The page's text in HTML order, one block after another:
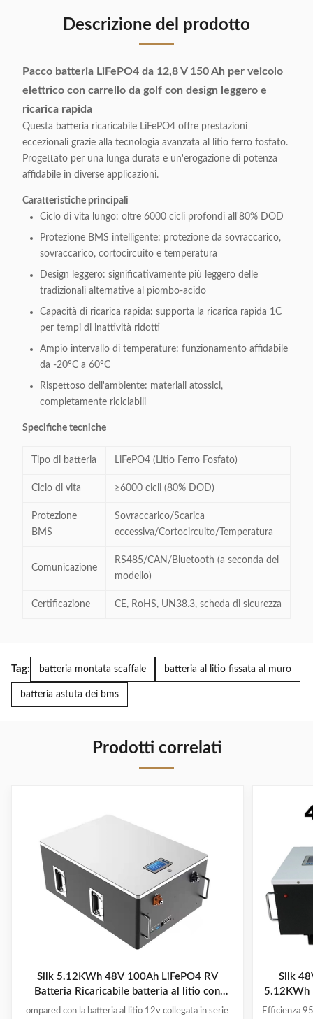
Descrizione del prodotto
Pacco batteria LiFePO4 da 12,8 V 150 Ah per veicolo
elettrico con carrello da golf con design leggero e
ricarica rapida
Questa batteria ricaricabile LiFePO4 offre prestazioni
eccezionali grazie alla tecnologia avanzata al litio ferro fosfato.
Progettato per una lunga durata e un'erogazione di potenza
affidabile in diverse applicazioni.
Caratteristiche principali
Ciclo di vita lungo: oltre 6000 cicli profondi all'80% DOD
Protezione BMS intelligente: protezione da sovraccarico,
sovraccarico, cortocircuito e temperatura
Design leggero: significativamente più leggero delle
tradizionali alternative al piombo-acido
Capacità di ricarica rapida: supporta la ricarica rapida 1C
per tempi di inattività ridotti
Ampio intervallo di temperature: funzionamento affidabile
da -20°C a 60°C
Rispettoso dell'ambiente: materiali atossici,
completamente riciclabili
Specifiche tecniche
Tipo di batteria LiFePO4 (Litio Ferro Fosfato)
Ciclo di vita ≥6000 cicli (80% DOD)
Protezione
BMS
Sovraccarico/Scarica
eccessiva/Cortocircuito/Temperatura
Comunicazione
RS485/CAN/Bluetooth (a seconda del
modello)
Certificazione CE, RoHS, UN38.3, scheda di sicurezza
Tag: batteria montata scaffale batteria al litio fissata al muro
batteria astuta dei bms
Prodotti correlati
Silk 5.12KWh 48V 100Ah LiFePO4 RV
Batteria Ricaricabile batteria al litio con
Smart BMS per RV Camper Sistema solare
ompared con la batteria al litio 12v collegata in serie
Silk
5.12KWh
Efficienza